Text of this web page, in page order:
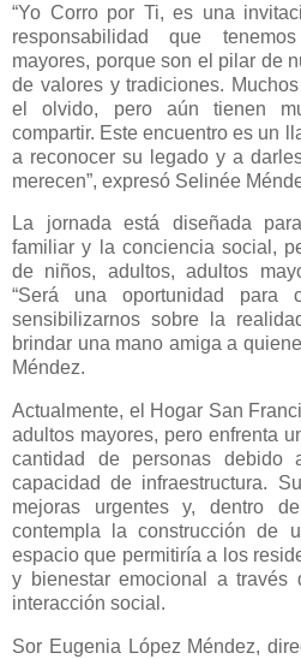
“Yo Corro por Ti, es una
responsabilidad que
mayores, porque son el pilar de
de valores y tradiciones.
el olvido, pero aún tienen
compartir. Este encuentro es un
a reconocer su legado y a
merecen”, expresó Selinée
La jornada está diseñada
familiar y la conciencia social,
de niños, adultos, adultos
“Será una oportunidad para
sensibilizarnos sobre la
brindar una mano amiga a
Méndez.
Actualmente, el Hogar San
adultos mayores, pero enfrenta
cantidad de personas
capacidad de infraestructura.
mejoras urgentes y, dentro
contempla la construcción de
espacio que permitiría a los
y bienestar emocional a
interacción social.
Sor Eugenia López Méndez,